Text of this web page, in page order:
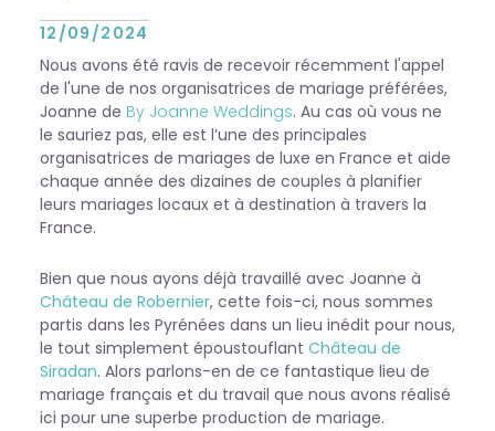
12/09/2024
Nous avons été ravis de recevoir récemment l'appel
de l'une de nos organisatrices de mariage préférées,
Joanne de By Joanne Weddings. Au cas où vous ne
le sauriez pas, elle est l’une des principales
organisatrices de mariages de luxe en France et aide
chaque année des dizaines de couples à planifier
leurs mariages locaux et à destination à travers la
France.
Bien que nous ayons déjà travaillé avec Joanne à
Château de Robernier, cette fois-ci, nous sommes
partis dans les Pyrénées dans un lieu inédit pour nous,
le tout simplement époustouflant Château de
Siradan. Alors parlons-en de ce fantastique lieu de
mariage français et du travail que nous avons réalisé
ici pour une superbe production de mariage.